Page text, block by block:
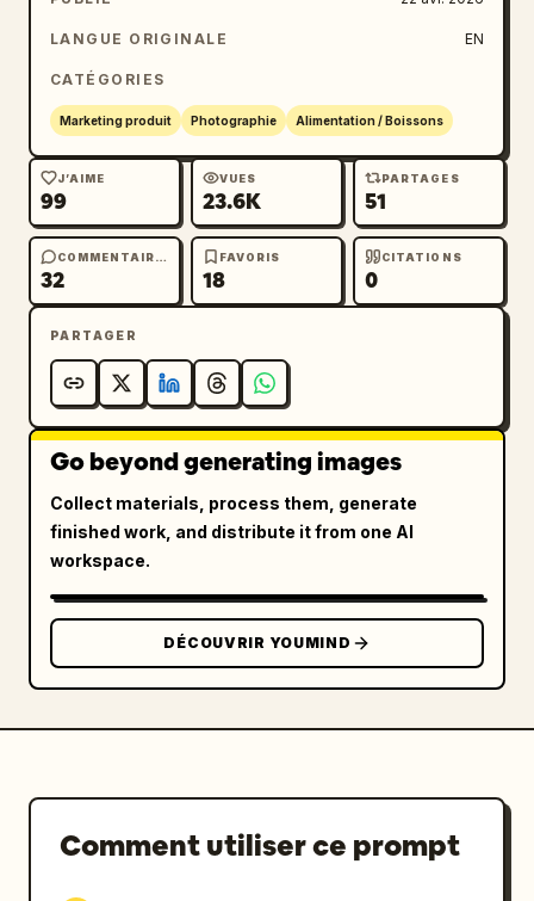
sauce sur la surface. Ajoutez un logo blanc
droit.
LANGUE ORIGINALE EN
CATÉGORIES
Marketing produit Photographie Alimentation / Boissons
J’AIME
99
VUES
23.6K
PARTAGES
51
COMMENTAIRES
32
FAVORIS
18
CITATIONS
0
PARTAGER
Go beyond generating images
Collect materials, process them, generate
finished work, and distribute it from one AI
workspace.
DÉCOUVRIR YOUMIND
Comment utiliser ce prompt